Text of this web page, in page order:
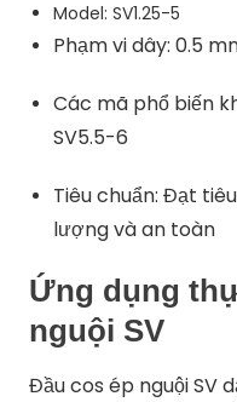
Model: SV1.25-5
Phạm vi dây: 0.5
Các mã phổ biến
SV5.5-6
Tiêu chuẩn: Đạt
lượng và an toàn
Ứng dụng
nguội SV
Đầu cos ép nguội SV